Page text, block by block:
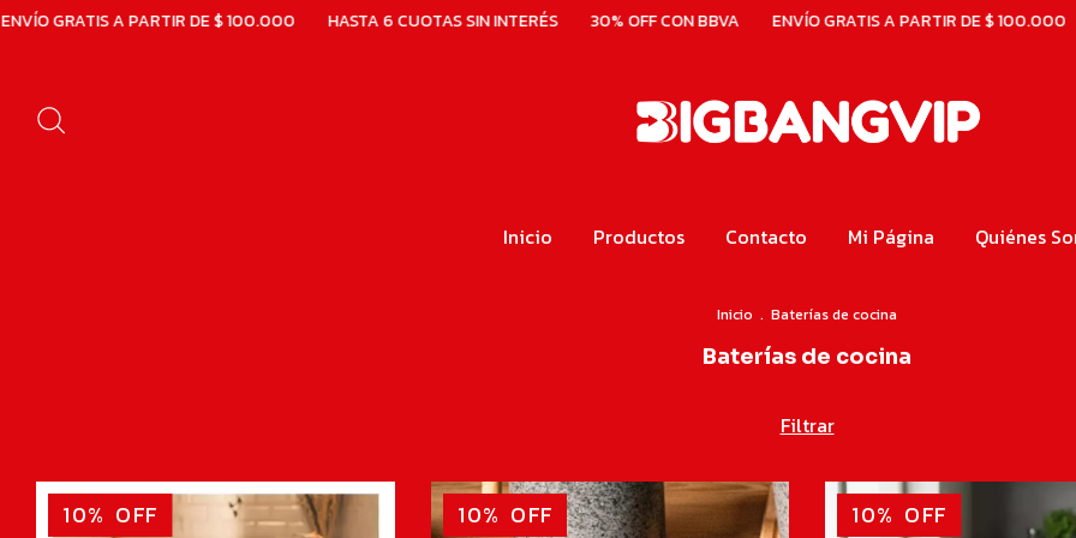
DE $ 100.000 HASTA 6 CUOTAS SIN INTERÉS 30% OFF CON BBVA ENVÍO GRATIS A PARTIR DE $ 100.000 HASTA 6
Inicio Productos Contacto Mi Página Quiénes
Inicio . Baterías de cocina
Baterías de cocina
Filtrar
10% OFF 10% OFF 10% OFF